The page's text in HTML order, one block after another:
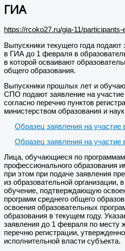
ГИА
https://rcoko27.ru/gia-11/participants-
Выпускники текущего года подают
в ГИА до 1 февраля в
в которой осваивают
общего образования.
Выпускники прошлых лет и
СПО подают заявление на
согласно перечню пунктов
министерством образования и
Образец заявления на участие
Образец заявления на участие
Лица, обучающиеся по программам
профессионального образования
при этом при подаче заявления
из образовательной организации,
обучение, подтверждающую
программ среднего общего
освоения образовательных
образования в текущем году.
заявления до 1 февраля по месту
перечню регистрации,
исполнительной власти субъекта.